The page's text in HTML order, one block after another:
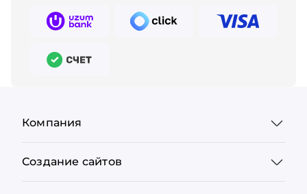
Компания
Создание сайтов